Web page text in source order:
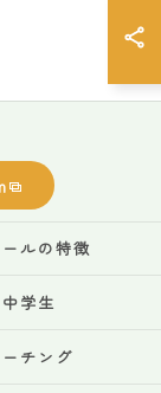
ルの特徴
中学生
ーチング